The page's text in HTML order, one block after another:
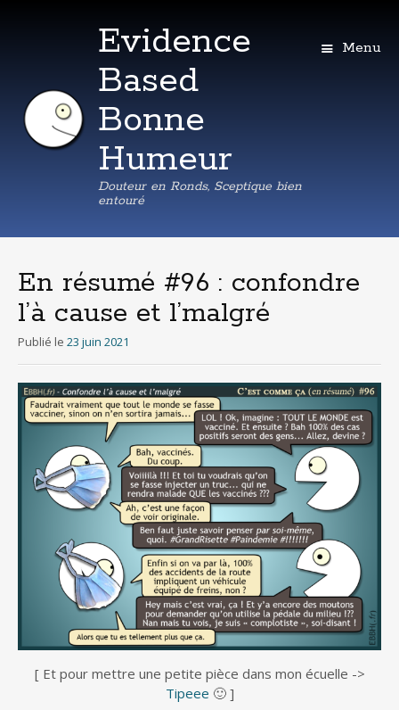
Evidence
Based
Bonne
Humeur
Douteur en Ronds, Sceptique bien
entouré
Menu
principal
En résumé #96 : confondre
l’à cause et l’malgré
Publié le 23 juin 2021
[ Et pour mettre une petite pièce dans mon écuelle ->
Tipeee 🙂 ]